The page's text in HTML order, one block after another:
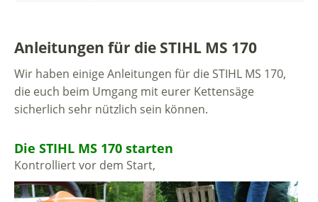
Anleitungen für die STIHL MS 170
Wir haben einige Anleitungen für die STIHL MS 170,
die euch beim Umgang mit eurer Kettensäge
sicherlich sehr nützlich sein können.
Die STIHL MS 170 starten
Kontrolliert vor dem Start,